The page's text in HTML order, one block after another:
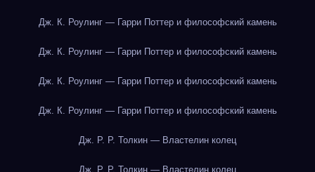
Дж. К. Роулинг — Гарри Поттер и философский камень
Дж. К. Роулинг — Гарри Поттер и философский камень
Дж. К. Роулинг — Гарри Поттер и философский камень
Дж. К. Роулинг — Гарри Поттер и философский камень
Дж. Р. Р. Толкин — Властелин колец
Дж. Р. Р. Толкин — Властелин колец